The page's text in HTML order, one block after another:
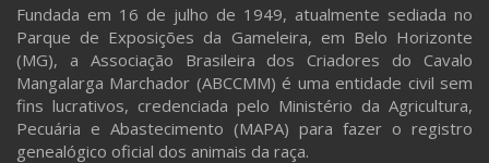
Fundada em 16 de julho de 1949, atualmente sediada no
Parque de Exposições da Gameleira, em Belo Horizonte
(MG), a Associação Brasileira dos Criadores do Cavalo
Mangalarga Marchador (ABCCMM) é uma entidade civil sem
fins lucrativos, credenciada pelo Ministério da Agricultura,
Pecuária e Abastecimento (MAPA) para fazer o registro
genealógico oficial dos animais da raça.